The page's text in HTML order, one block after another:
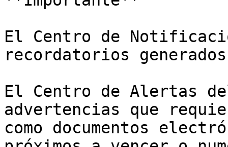
El Centro de
recordatorios
El Centro de Alertas
advertencias que
como documentos